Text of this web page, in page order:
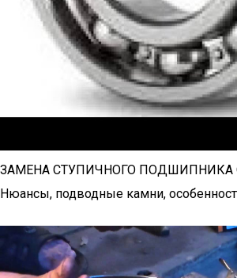
ЗАМЕНА СТУПИЧНОГО
Нюансы, подводные камни,